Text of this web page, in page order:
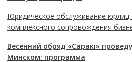
Юридическое обслуживание
комплексного сопровождения
Весенний обряд «Саракі»
Минском: программа